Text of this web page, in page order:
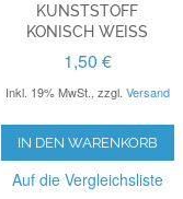
KUNSTSTOFF
KONISCH WEISS
1,50 €
Inkl. 19% MwSt. zzgl. Versand
IN DEN WARENKORB
Auf die Vergleichsliste